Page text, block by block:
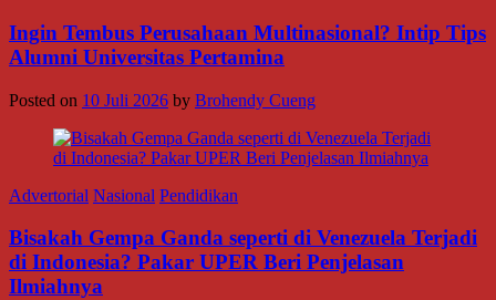
Ingin Tembus Perusahaan Multinasional? Intip Tips
Alumni Universitas Pertamina
Posted on 10 Juli 2026 by Brohendy Cueng
Advertorial Nasional Pendidikan
Bisakah Gempa Ganda seperti di Venezuela Terjadi
di Indonesia? Pakar UPER Beri Penjelasan
Ilmiahnya